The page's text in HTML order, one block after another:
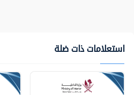
استعلامات ذات ضلة